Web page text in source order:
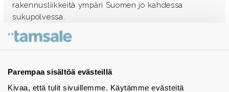
Parempaa sisältöä evästeillä
Kivaa, että tulit sivuillemme. Käytämme evästeitä
rakennusliikkeitä ympäri Suomen jo kahdessa
sukupolvessa.
Ota yhteyttä - autamme mielellämme
Tuotekuvastot
Instagram